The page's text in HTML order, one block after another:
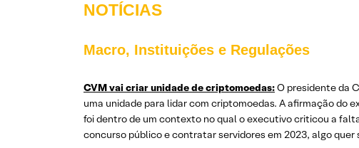
NOTÍCIAS
Macro, Instituições e Regulações
CVM vai criar unidade de criptomoedas:O presidente da
uma unidade para lidar com criptomoedas. A afirmação do
foi dentro de um contexto no qual o executivo criticou a
concurso público e contratar servidores em 2023, algo